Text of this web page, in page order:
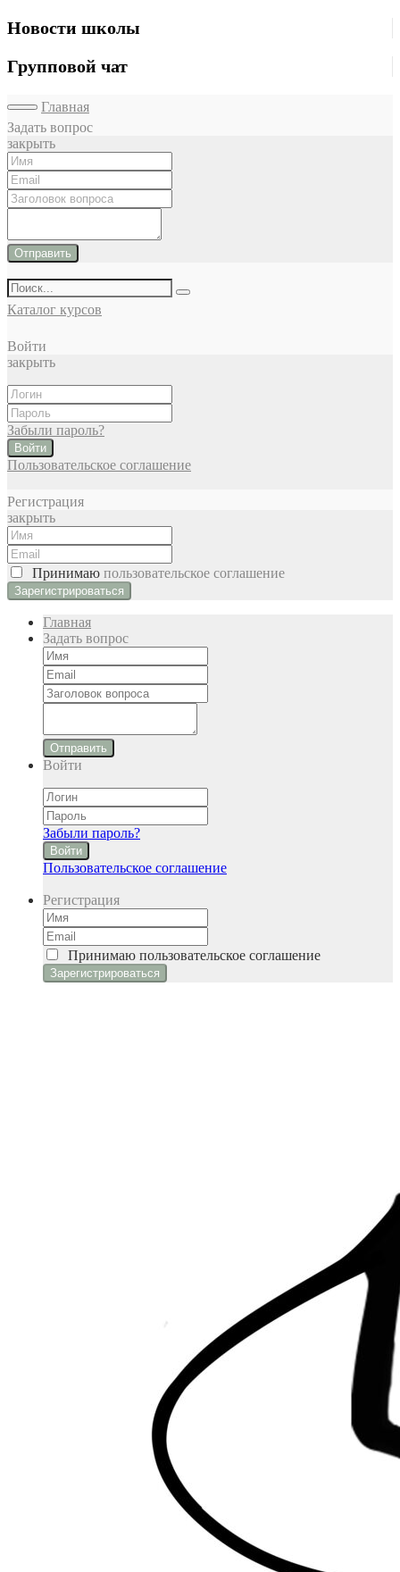
Новости школы
Групповой чат
Главная
Задать вопрос
закрыть
Отправить
Каталог курсов
Войти
закрыть
Забыли пароль?
Войти
Пользовательское соглашение
Регистрация
закрыть
Принимаю пользовательское соглашение
Главная
Задать вопрос
Отправить
Войти
Забыли пароль?
Войти
Пользовательское соглашение
Регистрация
Принимаю пользовательское соглашение